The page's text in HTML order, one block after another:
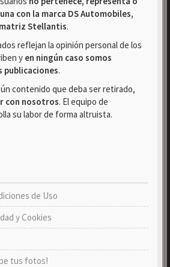
con la marca DS Automobiles,
Stellantis.
reflejan la opinión personal de los
y en ningún caso somos
publicaciones.
contenido que deba ser retirado,
con nosotros. El equipo de
su labor de forma altruista.
de Uso
y Cookies
tus fotos!